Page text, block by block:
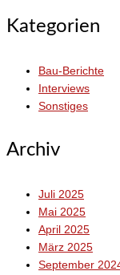
Kategorien
Bau-Berichte
Interviews
Sonstiges
Archiv
Juli 2025
Mai 2025
April 2025
März 2025
September